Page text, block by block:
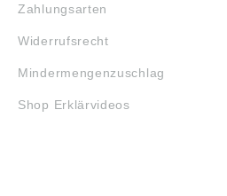
Zahlungsarten
Widerrufsrecht
Mindermengenzuschlag
Shop Erklärvideos